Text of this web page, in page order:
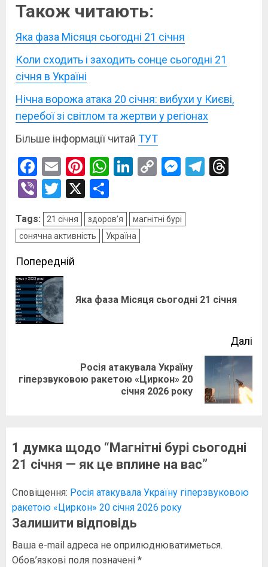
Також читають:
Яка фаза Місяця сьогодні 21 січня
Коли сходить і заходить сонце сьогодні 21
січня в Україні
Нічна ворожа атака 20 січня: вибухи у Києві,
перебої зі світлом та жертви у регіонах
Більше інформації читай ТУТ
Facebook
EmailPinterest
WhatsApp
LinkedIn
Copy
ViberTwitter
X
Tags: 21 січня здоров’я
магнітні бурі
сонячна активність
Україна
Post
navigation
Попередній
Яка фаза Місяця сьогодні 21 січня
Далі
Наступний
Росія атакувала Україну
гіперзвуковою ракетою «Циркон» 20
січня 2026 року
1 думка щодо “Магнітні бурі сьогодні
21 січня — як це вплине на вас”
Сповіщення: Росія атакувала Україну гіперзвуковою
ракетою «Циркон» 20 січня 2026 року
Залишити відповідь
Ваша e-mail адреса не оприлюднюватиметься.
Обов’язкові поля позначені *